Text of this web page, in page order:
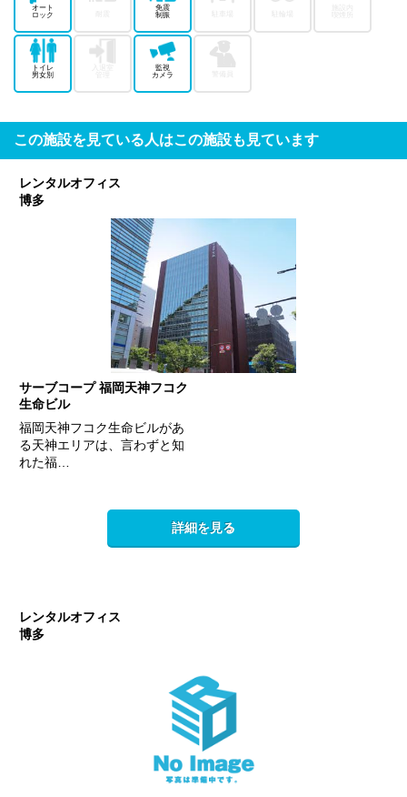
オート
ロック
免震
制振
トイレ
男女別
監視
カメラ
この施設を見ている人はこの施設も見ています
レンタルオフィス
博多
サーブコープ 福岡天神フコク
生命ビル
福岡天神フコク生命ビルがあ
る天神エリアは、言わずと知
れた福…
詳細を見る
レンタルオフィス
博多